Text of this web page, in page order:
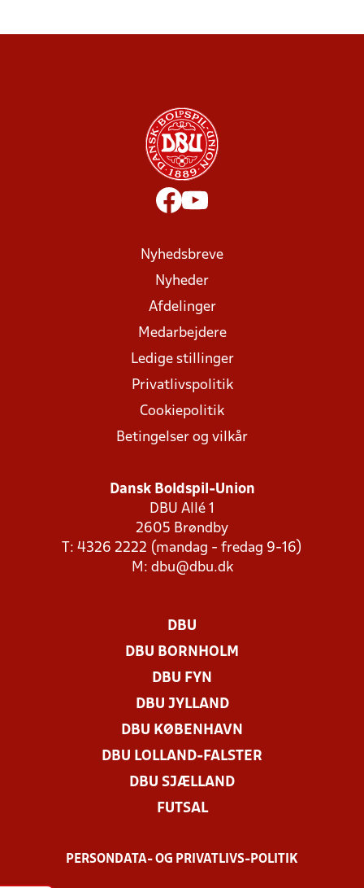
Nyhedsbreve
Nyheder
Afdelinger
Medarbejdere
Ledige stillinger
Privatlivspolitik
Cookiepolitik
Betingelser og vilkår
Dansk Boldspil-Union
DBU Allé 1
2605 Brøndby
T: 4326 2222 (mandag - fredag 9-16)
M: dbu@dbu.dk
DBU
DBU BORNHOLM
DBU FYN
DBU JYLLAND
DBU KØBENHAVN
DBU LOLLAND-FALSTER
DBU SJÆLLAND
FUTSAL
PERSONDATA- OG PRIVATLIVS-POLITIK